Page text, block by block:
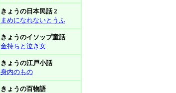
きょうの日本民話 2
まめになれないとうふ
きょうのイソップ童話
金持ちと泣き女
きょうの江戸小話
身内のもの
きょうの百物語